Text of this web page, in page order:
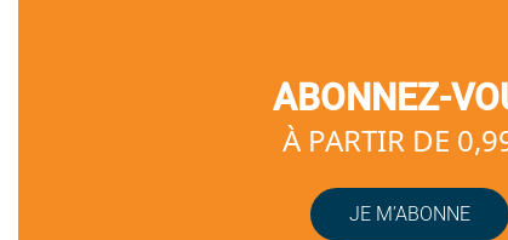
ABONNEZ-
À PARTIR DE
JE M’ABONNE